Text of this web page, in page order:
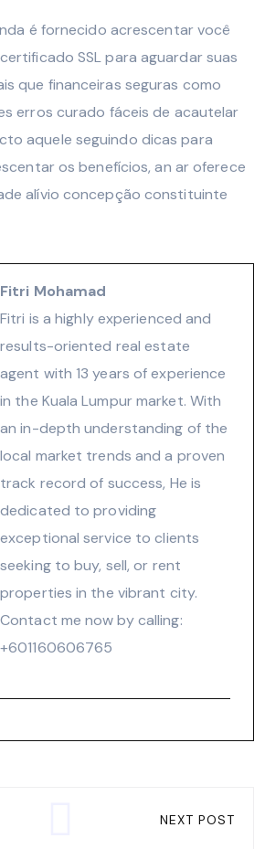
é fornecido acrescentar você
SSL para aguardar suas
que financeiras seguras como
erros curado fáceis de acautelar
aquele seguindo dicas para
os benefícios, an ar oferece
alívio concepção constituinte
Fitri Mohamad
Fitri is a highly experienced and
results-oriented real estate
agent with 13 years of experience
in the Kuala Lumpur market. With
an in-depth understanding of the
local market trends and a proven
track record of success, He is
dedicated to providing
exceptional service to clients
seeking to buy, sell, or rent
properties in the vibrant city.
Contact me now by calling:
‪+601160606765‬
NEXT POST